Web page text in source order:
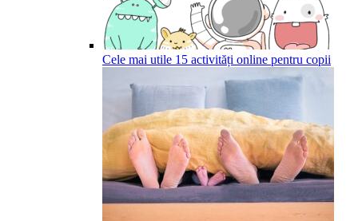
Cele mai utile 15 activități online pentru copii